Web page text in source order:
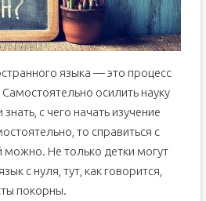
языка — это процесс
осилить науку
с чего начать изучение
то справиться с
можно. Не только детки могут
с нуля, тут, как говорится,
покорны.